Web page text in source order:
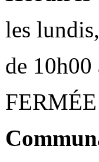
les
de 10h00